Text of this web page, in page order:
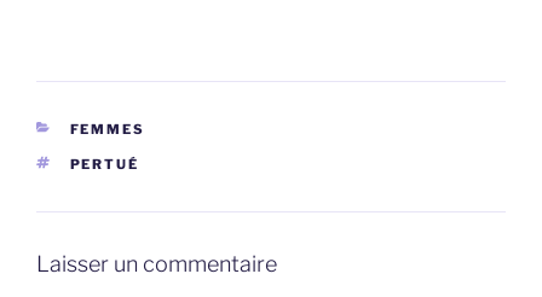
CATÉGORIES
FEMMES
ÉTIQUETTES
PERTUÉ
Laisser un commentaire